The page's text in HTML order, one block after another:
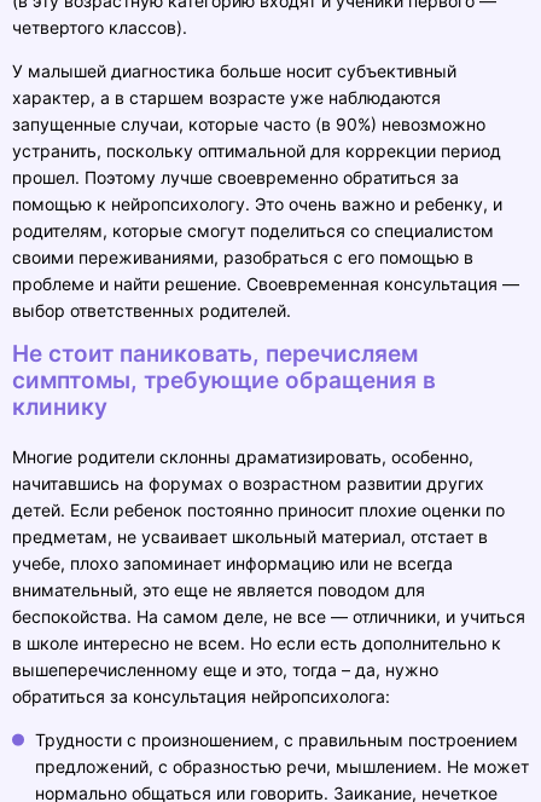
четвертого классов).
У малышей диагностика больше носит субъективный
характер, а в старшем возрасте уже наблюдаются
запущенные случаи, которые часто (в 90%) невозможно
устранить, поскольку оптимальной для коррекции период
прошел. Поэтому лучше своевременно обратиться за
помощью к нейропсихологу. Это очень важно и ребенку, и
родителям, которые смогут поделиться со специалистом
своими переживаниями, разобраться с его помощью в
проблеме и найти решение. Своевременная консультация —
выбор ответственных родителей.
Не стоит паниковать, перечисляем
симптомы, требующие обращения в
клинику
Многие родители склонны драматизировать, особенно,
начитавшись на форумах о возрастном развитии других
детей. Если ребенок постоянно приносит плохие оценки по
предметам, не усваивает школьный материал, отстает в
учебе, плохо запоминает информацию или не всегда
внимательный, это еще не является поводом для
беспокойства. На самом деле, не все — отличники, и учиться
в школе интересно не всем. Но если есть дополнительно к
вышеперечисленному еще и это, тогда – да, нужно
обратиться за консультация нейропсихолога:
Трудности с произношением, с правильным построением
предложений, с образностью речи, мышлением. Не может
нормально общаться или говорить. Заикание, нечеткое